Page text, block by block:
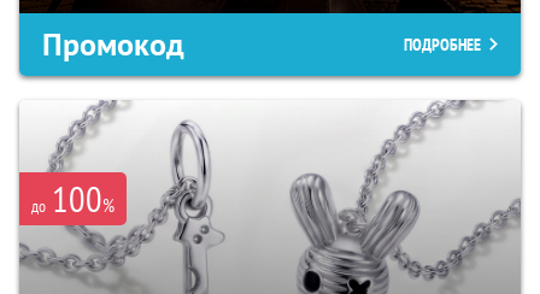
Промокод ПОДРОБНЕЕ
до 100%